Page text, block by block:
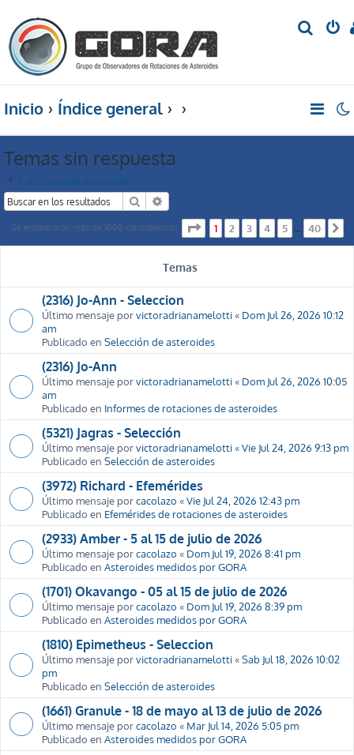
Inicio Índice general
Temas sin respuesta
Ir a búsqueda avanzada
Buscar
Se encontraron más de 1000 coincidencias Página de 40
1 2 3 4 5 … 40
Temas
(2316) Jo-Ann - Seleccion
Último mensaje porvictoradrianamelotti« Dom Jul 26, 2026 10:12
am
Publicado en Selección de asteroides
(2316) Jo-Ann
Último mensaje porvictoradrianamelotti« Dom Jul 26, 2026 10:05
am
Publicado en Informes de rotaciones de asteroides
(5321) Jagras - Selección
Último mensaje porvictoradrianamelotti«Vie Jul 24, 2026 9:13 pm
Publicado en Selección de asteroides
(3972) Richard - Efemérides
Último mensaje porcacolazo «Vie Jul 24, 2026 12:43 pm
Publicado en Efemérides de rotaciones de asteroides
(2933) Amber - 5 al 15 de julio de 2026
Último mensaje porcacolazo « Dom Jul 19, 2026 8:41 pm
Publicado en Asteroides medidos por GORA
(1701) Okavango - 05 al 15 de julio de 2026
Último mensaje porcacolazo « Dom Jul 19, 2026 8:39 pm
Publicado en Asteroides medidos por GORA
(1810) Epimetheus - Seleccion
Último mensaje porvictoradrianamelotti«Sab Jul 18, 2026 10:02
pm
Publicado en Selección de asteroides
(1661) Granule - 18 de mayo al 13 de julio de 2026
Último mensaje porcacolazo « Mar Jul 14, 2026 5:05 pm
Publicado en Asteroides medidos por GORA